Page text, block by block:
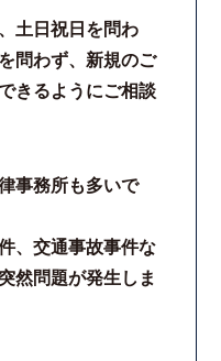
土日祝日を問わ
問わず、新規のご
きるようにご相談
事務所も多いで
、交通事故事件な
然問題が発生しま